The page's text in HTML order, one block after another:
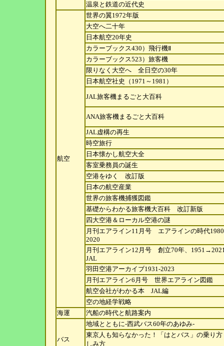
温泉と鉄道の近代史
航空
世界の翼1972年版
大空へ二十年
日本航空20年史
カラーブックス430）飛行機Ⅱ
カラーブックス523）旅客機
限りなく大空へ 全日空の30年
日本航空社史（1971～1981）
JAL旅客機まるごと大百科
ANA旅客機まるごと大百科
JAL虚構の再生
時空旅行
日本懐かし航空大全
客室乗務員の誕生
空港をゆく 改訂版
日本の航空産業
世界の旅客機捕獲図鑑
基礎からわかる旅客機大百科 改訂新版
四大空港＆ローカル空港の謎
月刊エアライン11月号 エアラインの時代
2020
月刊エアライン12月号 創立70年、
JAL
羽田空港アーカイブ1931-2023
月刊エアライン6月号 世界エアライン図鑑
航空会社がわかる本 JAL編
空の地経学戦略
海運
汽船の時代と航路案内
バス
地域とともに-西武バス60年のあゆみ-
東京人も知らなかった！「はとバス」の乗り方
しみ方